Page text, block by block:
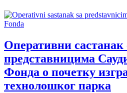
Оперативни састанак
представницима
Фонда о почетку
технолошког парка